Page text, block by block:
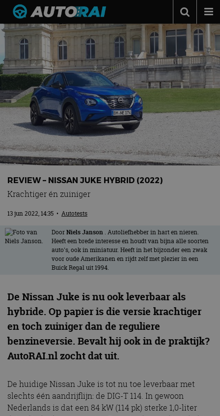
Autonieuws
Autotests
Automerken
Adverteren
Contact
MotorRAI.nl
REVIEW – NISSAN JUKE HYBRID (2022)
Krachtiger én zuiniger
13 jun 2022, 14:35 • Autotests
DoorNiels Janson . Autoliefhebber in hart en nieren.
Heeft een brede interesse en houdt van bijna alle soorten
auto's, ook in miniatuur. Heeft in het bijzonder een zwak
voor oude Amerikanen en rijdt zelf met plezier in een
Buick Regal uit 1994.
De Nissan Juke is nu ook leverbaar als
hybride. Op papier is die versie krachtiger
en toch zuiniger dan de reguliere
benzineversie. Bevalt hij ook in de praktijk?
AutoRAI.nl zocht dat uit.
De huidige Nissan Juke is tot nu toe leverbaar met
slechts één aandrijflijn: de DIG-T 114. In gewoon
Nederlands is dat een 84 kW (114 pk) sterke 1,0-liter